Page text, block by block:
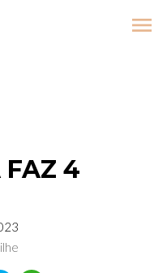
menu
FAZ 4